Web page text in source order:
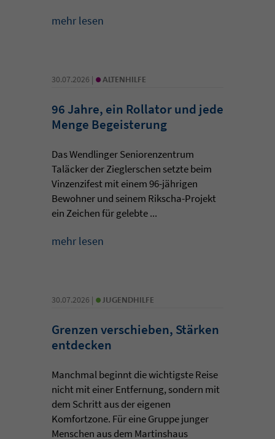
mehr lesen
30.07.2026 | • ALTENHILFE
96 Jahre, ein Rollator und jede
Menge Begeisterung
Das Wendlinger Seniorenzentrum
Taläcker der Zieglerschen setzte beim
Vinzenzifest mit einem 96-jährigen
Bewohner und seinem Rikscha-Projekt
ein Zeichen für gelebte ...
mehr lesen
30.07.2026 | • JUGENDHILFE
Grenzen verschieben, Stärken
entdecken
Manchmal beginnt die wichtigste Reise
nicht mit einer Entfernung, sondern mit
dem Schritt aus der eigenen
Komfortzone. Für eine Gruppe junger
Menschen aus dem Martinshaus